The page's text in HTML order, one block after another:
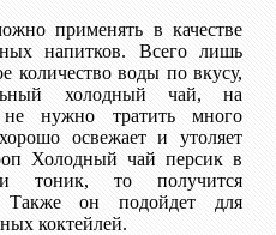
применять в качестве
напитков. Всего лишь
количество воды по вкусу,
холодный чай, на
не нужно тратить много
освежает и утоляет
Холодный чай персик в
тоник, то получится
Также он подойдет для
коктейлей.